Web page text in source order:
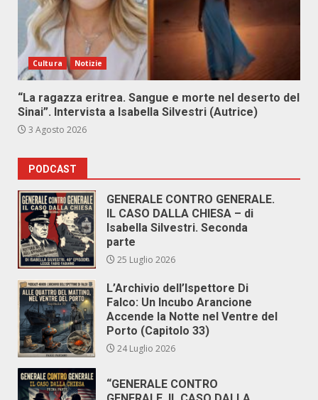
Cultura Notizie
“La ragazza eritrea. Sangue e morte nel deserto del
Sinai”. Intervista a Isabella Silvestri (Autrice)
3 Agosto 2026
PODCAST
GENERALE CONTRO GENERALE.
IL CASO DALLA CHIESA – di
Isabella Silvestri. Seconda
parte
25 Luglio 2026
L’Archivio dell’Ispettore Di
Falco: Un Incubo Arancione
Accende la Notte nel Ventre del
Porto (Capitolo 33)
24 Luglio 2026
“GENERALE CONTRO